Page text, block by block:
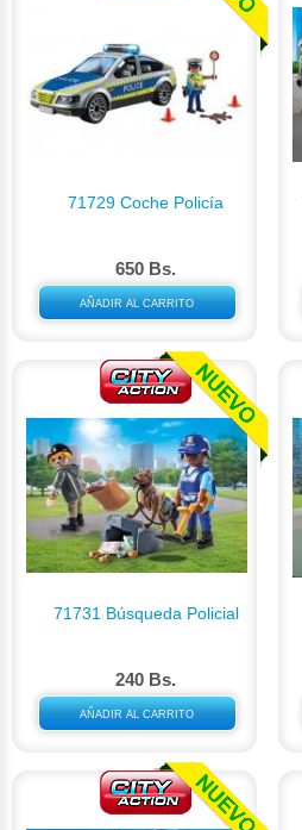
71729 Coche Policía
650 Bs.
AÑADIR AL CARRITO
71731 Búsqueda Policial
240 Bs.
AÑADIR AL CARRITO